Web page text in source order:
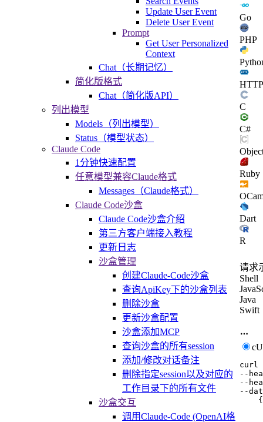
Update User Event
Delete User Event
Prompt
Get User Personalized
Context
Chat（长期记忆）
简化版格式
Chat（简化版API）
列出模型
Models（列出模型）
Status（模型状态）
Claude Code
1分钟快速配置
任意模型兼容Claude格式
Messages（Claude格式）
Claude Code沙盒
Claude Code沙盒介绍
第三方客户端接入教程
更新日志
沙盒管理
创建Claude-Code沙盒
查询ApiKey下的沙盒列表
删除沙盒
更新沙盒配置
沙盒添加MCP
查询沙盒的所有session
添加/修改对话备注
删除指定session以及对应的
工作目录下的所有文件
沙盒交互
调用Claude-Code (OpenAI格
Go
PHP
HTTP
C
C#
Ruby
Dart
R
请求
Shell
Java
Swift
curl
--
--
--
    {